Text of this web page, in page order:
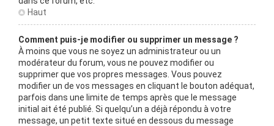
Haut
Comment puis-je modifier ou supprimer un message ?
À moins que vous ne soyez un administrateur ou un
modérateur du forum, vous ne pouvez modifier ou
supprimer que vos propres messages. Vous pouvez
modifier un de vos messages en cliquant le bouton adéquat,
parfois dans une limite de temps après que le message
initial ait été publié. Si quelqu’un a déjà répondu à votre
message, un petit texte situé en dessous du message